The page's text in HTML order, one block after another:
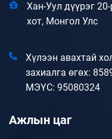
Хан-Уул дүүрэг
хот, Монгол Улс
Хүлээн авахтай
захиалга өгөх:
МЭҮС: 95080324
Ажлын цаг